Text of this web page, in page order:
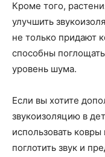
Кроме того,
улучшить
не только придают
способны
уровень шума.
Если вы хотите
звукоизоляцию в
использовать
поглотить звук и